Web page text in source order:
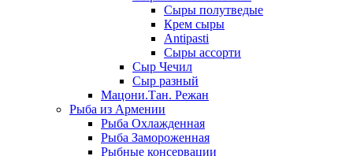
Сыры полутведые
Крем сыры
Antipasti
Сыры ассорти
Сыр Чечил
Сыр разный
Мацони.Тан. Режан
Рыба из Армении
Рыба Охлажденная
Рыба Замороженная
Рыбные консервации